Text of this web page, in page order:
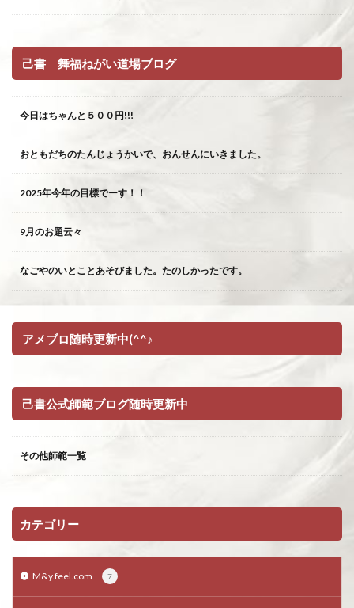
己書 舞福ねがい道場ブログ
今日はちゃんと５００円!!!
おともだちのたんじょうかいで、おんせんにいきました。
2025年今年の目標でーす！！
9月のお題云々
なごやのいとことあそびました。たのしかったです。
アメブロ随時更新中(^^♪
己書公式師範ブログ随時更新中
その他師範一覧
カテゴリー
M&y.feel.com 7